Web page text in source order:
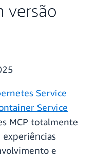
versão
Service
Service
MCP totalmente
e